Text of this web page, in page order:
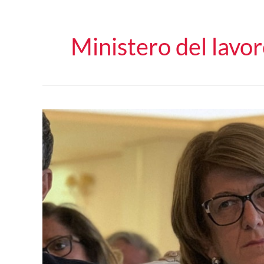
Ministero del